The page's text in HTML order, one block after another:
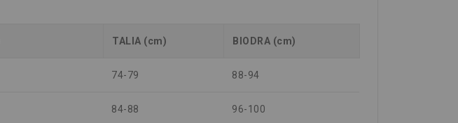
TALIA (cm) BIODRA (cm)
74-79 88-94
84-88 96-100